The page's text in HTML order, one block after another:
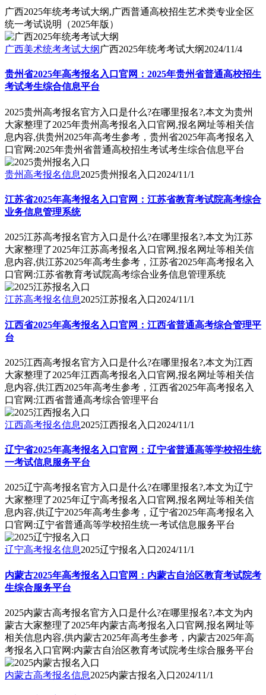
广西2025年统考考试大纲,广西普通高校招生艺术类专业全区
统一考试说明（2025年版）
广西美术统考考试大纲 广西2025年统考考试大纲2024/11/4
贵州省2025年高考报名入口官网：2025年贵州省普通高校招生
考试考生综合信息平台
2025贵州高考报名官方入口是什么?在哪里报名?,本文为贵州
大家整理了2025年贵州高考报名入口官网,报名网址等相关信
息内容,供贵州2025年高考生参考，贵州省2025年高考报名入
口官网:2025年贵州省普通高校招生考试考生综合信息平台
贵州高考报名信息2025贵州报名入口2024/11/1
江苏省2025年高考报名入口官网：江苏省教育考试院高考综合
业务信息管理系统
2025江苏高考报名官方入口是什么?在哪里报名?,本文为江苏
大家整理了2025年江苏高考报名入口官网,报名网址等相关信
息内容,供江苏2025年高考生参考，江苏省2025年高考报名入
口官网:江苏省教育考试院高考综合业务信息管理系统
江苏高考报名信息2025江苏报名入口2024/11/1
江西省2025年高考报名入口官网：江西省普通高考综合管理平
台
2025江西高考报名官方入口是什么?在哪里报名?,本文为江西
大家整理了2025年江西高考报名入口官网,报名网址等相关信
息内容,供江西2025年高考生参考，江西省2025年高考报名入
口官网:江西省普通高考综合管理平台
江西高考报名信息2025江西报名入口2024/11/1
辽宁省2025年高考报名入口官网：辽宁省普通高等学校招生统
一考试信息服务平台
2025辽宁高考报名官方入口是什么?在哪里报名?,本文为辽宁
大家整理了2025年辽宁高考报名入口官网,报名网址等相关信
息内容,供辽宁2025年高考生参考，辽宁省2025年高考报名入
口官网:辽宁省普通高等学校招生统一考试信息服务平台
辽宁高考报名信息2025辽宁报名入口2024/11/1
内蒙古2025年高考报名入口官网：内蒙古自治区教育考试院考
生综合服务平台
2025内蒙古高考报名官方入口是什么?在哪里报名?,本文为内
蒙古大家整理了2025年内蒙古高考报名入口官网,报名网址等
相关信息内容,供内蒙古2025年高考生参考，内蒙古2025年高
考报名入口官网:内蒙古自治区教育考试院考生综合服务平台
内蒙古高考报名信息2025内蒙古报名入口2024/11/1